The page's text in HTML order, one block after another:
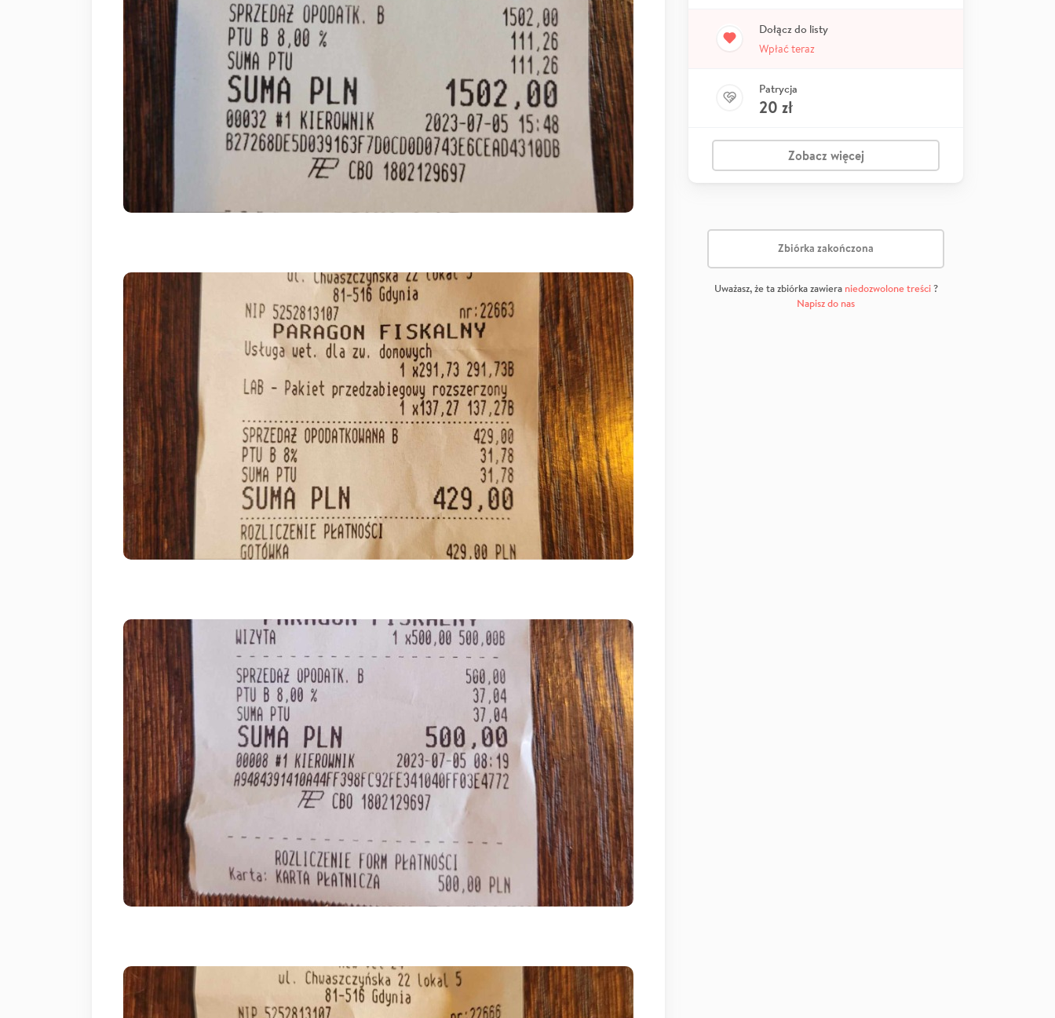
Dołącz do listy
Wpłać teraz
Patrycja
20 zł
Zobacz więcej
Zbiórka zakończona
Uważasz, że ta zbiórka zawiera niedozwolone treści?
Napisz do nas